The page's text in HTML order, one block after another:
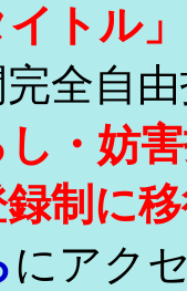
トル
全自
・妨
録制に
にアク